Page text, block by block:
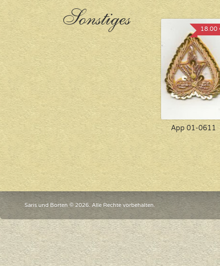
App 01-0611
18.00
Sonstiges
Saris und Borten © 2026. Alle Rechte vorbehalten.